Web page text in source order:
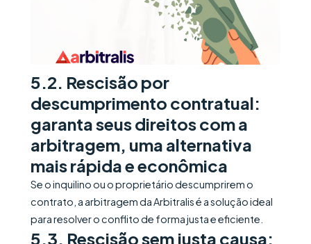
5.2. Rescisão por
descumprimento contratual:
garanta seus direitos com a
arbitragem, uma alternativa
mais rápida e econômica
Se o inquilino ou o proprietário descumprirem o
contrato, a arbitragem da Arbitralis é a solução ideal
para resolver o conflito de forma justa e eficiente.
5.3. Rescisão sem justa causa: